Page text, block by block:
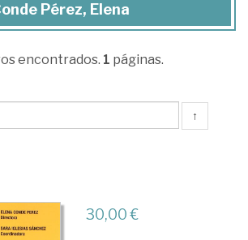
Pérez, Elena
encontrados. 1 páginas.
↑
30,00 €